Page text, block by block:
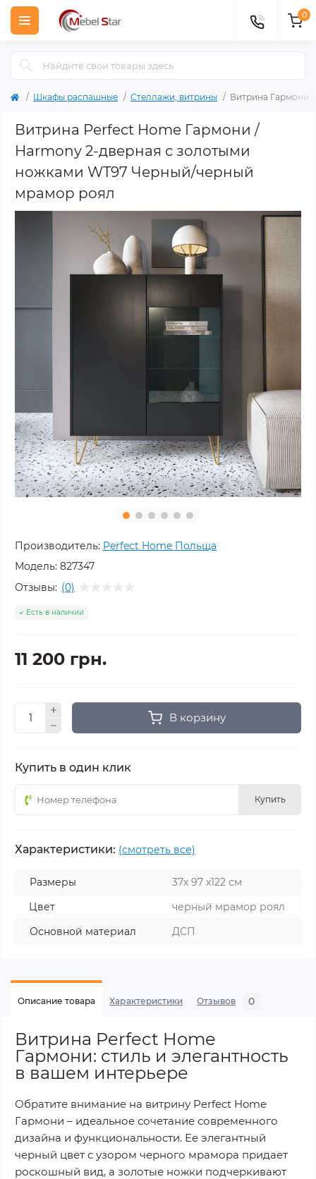
0
Шкафы распашные Стеллажи, витрины Витрина Гармони
Витрина Perfect Home Гармони /
Harmony 2-дверная с золотыми
ножками WT97 Черный/черный
мрамор роял
Производитель: Perfect Home Польща
Модель: 827347
Отзывы: (0)
Есть в наличии
11 200 грн.
В корзину
Купить в один клик
Купить
Характеристики: (смотреть все)
Размеры
37х 97 х122 см
Цвет
черный мрамор роял
Основной материал
ДСП
Описание товара Характеристики Отзывов 0
Витрина Perfect Home
Гармони: стиль и элегантность
в вашем интерьере
Обратите внимание на витрину Perfect Home
Гармони – идеальное сочетание современного
дизайна и функциональности. Ее элегантный
черный цвет с узором черного мрамора придает
роскошный вид, а золотые ножки подчеркивают